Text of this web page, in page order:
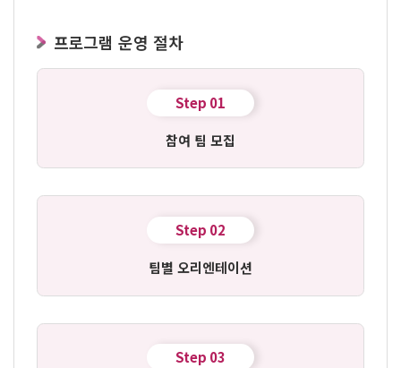
프로그램 운영 절차
Step 01
참여 팀 모집
Step 02
팀별 오리엔테이션
Step 03